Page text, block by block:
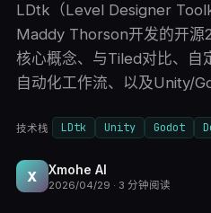
LDtk（Level Designer
Maddy Thorson开发的开源
核心概念、与Tiled对比、自
自动化工作流、以及Unity/
技术栈 LDtk Unity Godot
X Xmohe AI
2026/04/29 · 3 分钟阅读